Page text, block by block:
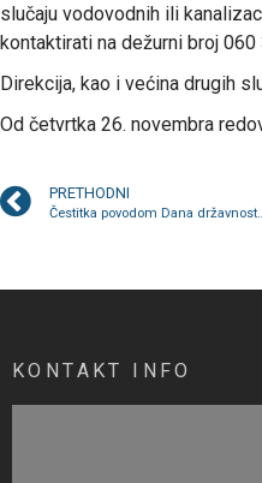
slučaju vodovodnih ili
kontaktirati na dežurni broj 060
Direkcija, kao i većina drugih
Od četvrtka 26. novembra
PRETHODNI
Čestitka povodom
KONTAKT INFO